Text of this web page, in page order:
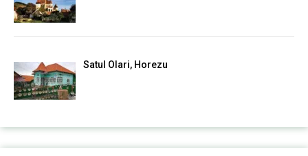
Satul Olari, Horezu